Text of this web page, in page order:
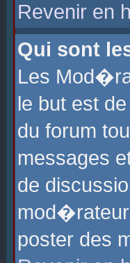
Revenir en
Qui sont
Les
le but est
du forum
messages
de
poster des